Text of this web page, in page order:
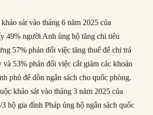
sát vào tháng 6 năm 2025 của
49% người Anh ủng hộ tăng chi tiêu
57% phản đối việc tăng thuế để chi trả
53% phản đối việc cắt giảm các khoản
phủ để dồn ngân sách cho quốc phòng.
khảo sát vào tháng 3 năm 2025 của
hộ gia đình Pháp ủng hộ ngân sách quốc